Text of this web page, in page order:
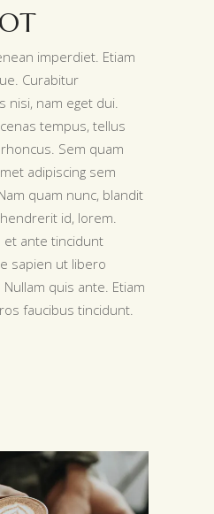
imperdiet. Etiam
Curabitur
nisi, nam eget dui.
tempus, tellus
Sem quam
adipiscing sem
quam nunc, blandit
id, lorem.
et ante tincidunt
sapien ut libero
quis ante. Etiam
faucibus tincidunt.